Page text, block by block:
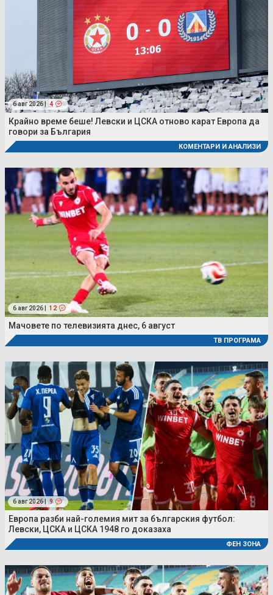
6 авг 2026 | 4
Крайно време беше! Левски и ЦСКА отново карат Европа да
говори за България
КОМЕНТАРИ И АНАЛИЗИ
6 авг 2026 | 12
Мачовете по телевизията днес, 6 август
ТВ ПРОГРАМА
6 авг 2026 | 9
Европа разби най-големия мит за българския футбол:
Левски, ЦСКА и ЦСКА 1948 го доказаха
ФЕН ЗОНА